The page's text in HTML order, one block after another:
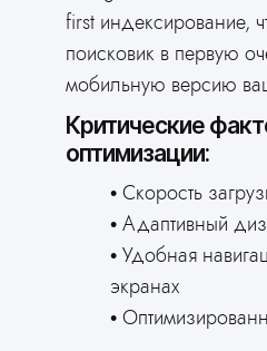
first индексирование,
поисковик в первую
мобильную версию
Критические
оптимизации:
Скорость
Адаптивный
Удобная
экранах